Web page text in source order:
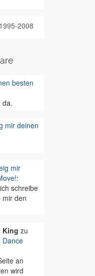
2008
besten
da.
mir deinen
mir
:
schreibe
mir den
King zu
Dance
an
wird